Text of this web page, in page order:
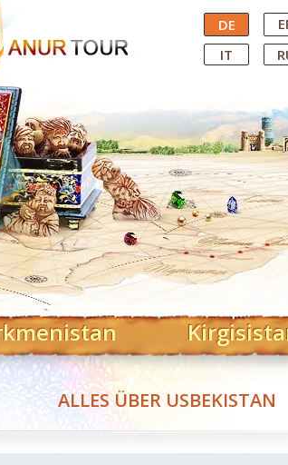
Asian Tour Operator DE
IT
ALLES ÜBER USBEKISTAN